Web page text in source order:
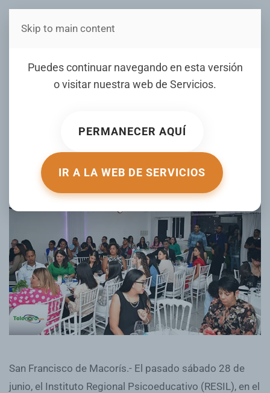
Estás en Telenord Medios
Puedes continuar navegando en esta versión
o visitar nuestra web de Servicios.
PERMANECER AQUÍ
IR A LA WEB DE SERVICIOS
Skip to main content
RESIL celebra aniversario
con gran cena conferencia
ESCRITO POR TELENORD.COM.DO EL 30 JUNIO 2025
San Francisco de Macorís.- El pasado sábado 28 de
junio, el Instituto Regional Psicoeducativo (RESIL), en el